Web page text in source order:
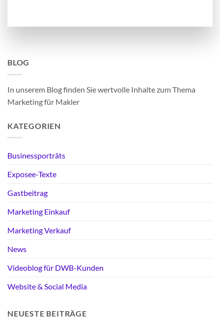
BLOG
In unserem Blog finden Sie wertvolle Inhalte zum Thema
Marketing für Makler
KATEGORIEN
Businessporträts
Exposee-Texte
Gastbeitrag
Marketing Einkauf
Marketing Verkauf
News
Videoblog für DWB-Kunden
Website & Social Media
NEUESTE BEITRÄGE